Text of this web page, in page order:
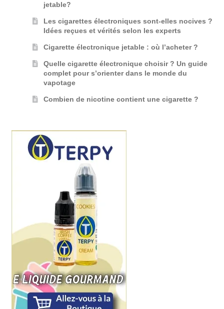
jetable?
Les cigarettes électroniques sont-elles nocives ?
Idées reçues et vérités selon les experts
Cigarette électronique jetable : où l’acheter ?
Quelle cigarette électronique choisir ? Un guide
complet pour s’orienter dans le monde du
vapotage
Combien de nicotine contient une cigarette ?